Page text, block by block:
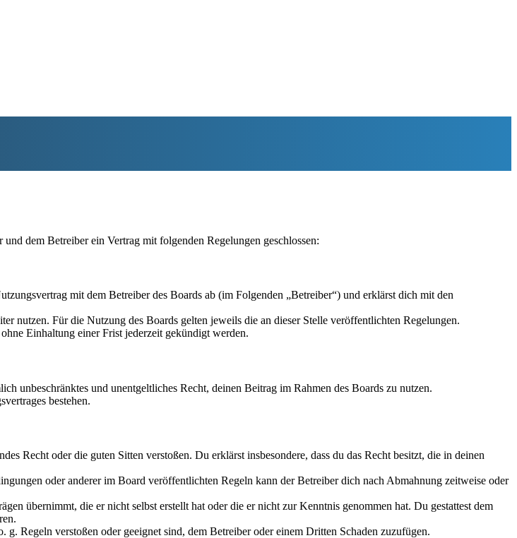
dem Betreiber ein Vertrag mit folgenden Regelungen geschlossen:
mit dem Betreiber des Boards ab (im Folgenden „Betreiber“) und erklärst dich mit den
nutzen. Für die Nutzung des Boards gelten jeweils die an dieser Stelle veröffentlichten Regelungen.
Einhaltung einer Frist jederzeit gekündigt werden.
unbeschränktes und unentgeltliches Recht, deinen Beitrag im Rahmen des Boards zu nutzen.
bestehen.
Recht oder die guten Sitten verstoßen. Du erklärst insbesondere, dass du das Recht besitzt, die in deinen
oder anderer im Board veröffentlichten Regeln kann der Betreiber dich nach Abmahnung zeitweise oder
übernimmt, die er nicht selbst erstellt hat oder die er nicht zur Kenntnis genommen hat. Du gestattest dem
Regeln verstoßen oder geeignet sind, dem Betreiber oder einem Dritten Schaden zuzufügen.